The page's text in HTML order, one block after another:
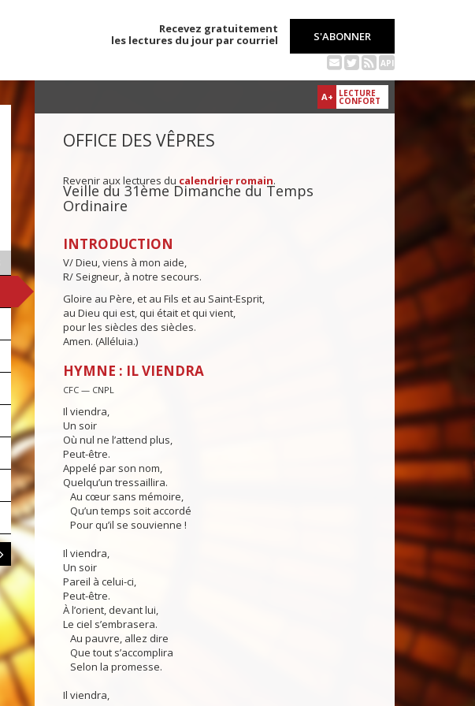
Recevez gratuitement
les lectures du jour par courriel
S'ABONNER
API
A+ LECTURE
CONFORT
OFFICE DES VÊPRES
Revenir aux lectures du calendrier romain.
Veille du 31ème Dimanche du Temps
Ordinaire
INTRODUCTION
V/ Dieu, viens à mon aide,
R/ Seigneur, à notre secours.
Gloire au Père, et au Fils et au Saint-Esprit,
au Dieu qui est, qui était et qui vient,
pour les siècles des siècles.
Amen. (Alléluia.)
HYMNE : IL VIENDRA
CFC — CNPL
Il viendra,
Un soir
Où nul ne l’attend plus,
Peut-être.
Appelé par son nom,
Quelqu’un tressaillira.
Au cœur sans mémoire,
Qu’un temps soit accordé
Pour qu’il se souvienne !
Il viendra,
Un soir
Pareil à celui-ci,
Peut-être.
À l’orient, devant lui,
Le ciel s’embrasera.
Au pauvre, allez dire
Que tout s’accomplira
Selon la promesse.
Il viendra,